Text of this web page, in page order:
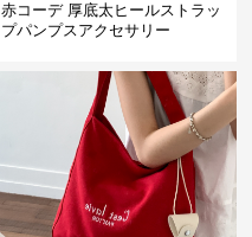
赤コーデ 厚底太ヒールストラッ
プパンプスアクセサリー